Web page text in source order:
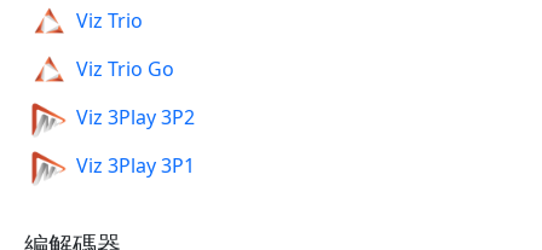
Viz Trio
Viz Trio Go
Viz 3Play 3P2
Viz 3Play 3P1